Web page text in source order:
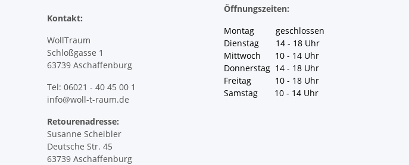
Kontakt:
WollTraum
Schloßgasse 1
63739 Aschaffenburg
Tel: 06021 - 40 45 00 1
info@woll-t-raum.de
Retourenadresse:
Susanne Scheibler
Deutsche Str. 45
63739 Aschaffenburg
Öffnungszeiten:
Montag geschlossen
Dienstag 14 - 18 Uhr
Mittwoch 10 - 14 Uhr
Donnerstag 14 - 18 Uhr
Freitag 10 - 18 Uhr
Samstag 10 - 14 Uhr